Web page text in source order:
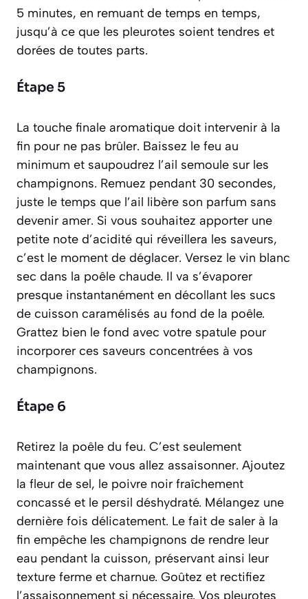
5 minutes, en remuant de temps en temps,
jusqu’à ce que les pleurotes soient tendres et
dorées de toutes parts.
Étape 5
La touche finale aromatique doit intervenir à la
fin pour ne pas brûler. Baissez le feu au
minimum et saupoudrez l’ail semoule sur les
champignons. Remuez pendant 30 secondes,
juste le temps que l’ail libère son parfum sans
devenir amer. Si vous souhaitez apporter une
petite note d’acidité qui réveillera les saveurs,
c’est le moment de déglacer. Versez le vin blanc
sec dans la poêle chaude. Il va s’évaporer
presque instantanément en décollant les sucs
de cuisson caramélisés au fond de la poêle.
Grattez bien le fond avec votre spatule pour
incorporer ces saveurs concentrées à vos
champignons.
Étape 6
Retirez la poêle du feu. C’est seulement
maintenant que vous allez assaisonner. Ajoutez
la fleur de sel, le poivre noir fraîchement
concassé et le persil déshydraté. Mélangez une
dernière fois délicatement. Le fait de saler à la
fin empêche les champignons de rendre leur
eau pendant la cuisson, préservant ainsi leur
texture ferme et charnue. Goûtez et rectifiez
l’assaisonnement si nécessaire. Vos pleurotes